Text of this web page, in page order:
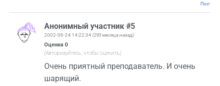
Анонимный участник #5
2002-06-24 14:22:34(293 месяца назад)
Оценка 0
(Авторизуйтесь, чтобы оценить)
Очень приятный преподаватель. И очень
шарящий.